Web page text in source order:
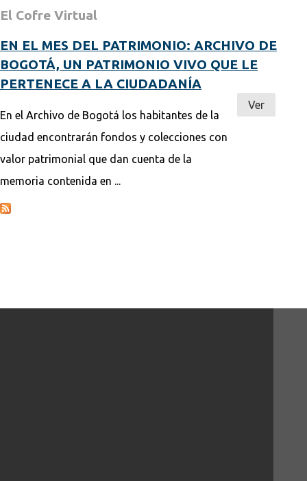
El Cofre Virtual
EN EL MES DEL PATRIMONIO: ARCHIVO DE
BOGOTÁ, UN PATRIMONIO VIVO QUE LE
PERTENECE A LA CIUDADANÍA
En el Archivo de Bogotá los habitantes de la
ciudad encontrarán fondos y colecciones con
valor patrimonial que dan cuenta de la
memoria contenida en ...
Ver